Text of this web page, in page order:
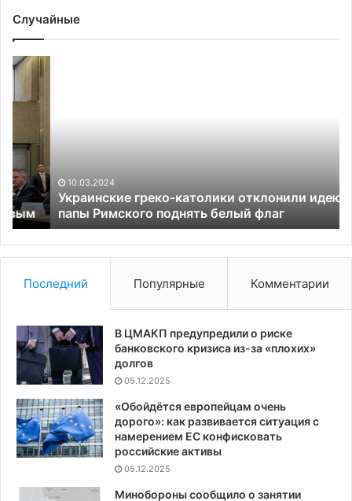
Случайные
Украинские
греко-
католики
папы
Римского
поднять
белый
флаг
10.03.2024
Украинские греко-католики отклонили идею
папы Римского поднять белый флаг
Последний Популярные Комментарии
В ЦМАКП предупредили о риске
банковского кризиса из-за «плохих»
долгов
05.12.2025
«Обойдётся европейцам очень
дорого»: как развивается ситуация с
намерением ЕС конфисковать
российские активы
05.12.2025
Минобороны сообщило о занятии